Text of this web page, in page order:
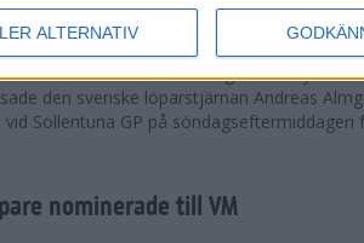
ALTERNATIV
när Almgren testade VM-
före friidrotts-VM, som avgörs i Tokyo den
den svenske löparstjärnan Andreas
Sollentuna GP på söndagseftermiddagen
nominerade till VM